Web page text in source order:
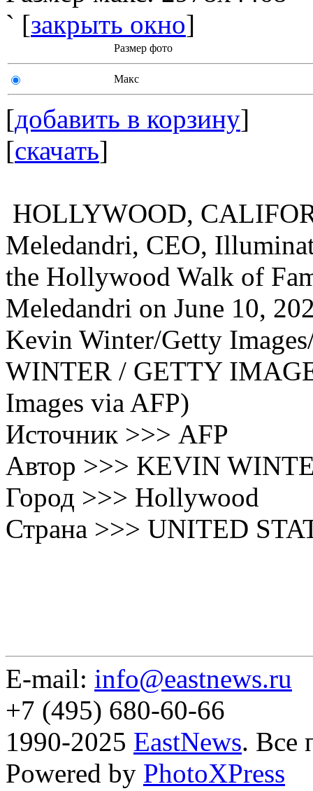
` [закрыть окно]
Размер фото
Макс
[добавить в корзину]
[скачать]
HOLLYWOOD,
Meledandri, CEO,
the Hollywood Walk of
Meledandri on June 10,
Kevin Winter/Getty
WINTER / GETTY
Images via AFP)
Источник >>> AFP
Автор >>> KEVIN
Город >>> Hollywood
Страна >>> UNITED
E-mail: info@eastnews.ru
+7 (495) 680-60-66
1990-2025 EastNews. Все
Powered by PhotoXPress